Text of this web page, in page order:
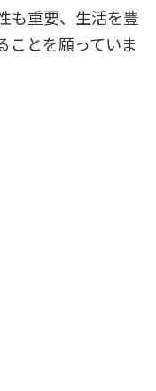
も重要、生活を豊
ことを願っていま